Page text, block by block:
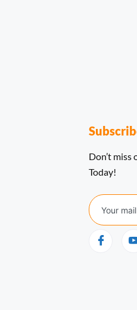
Don’t
Today!